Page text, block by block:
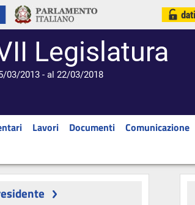
Legislatura
03/2013 - al 22/03/2018
Lavori Documenti Comunicazione